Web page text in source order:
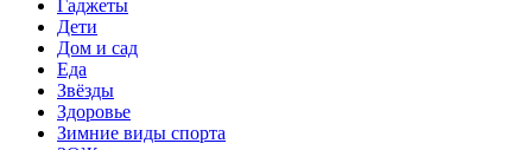
Гаджеты
Дети
Дом и сад
Еда
Звёзды
Здоровье
Зимние виды спорта